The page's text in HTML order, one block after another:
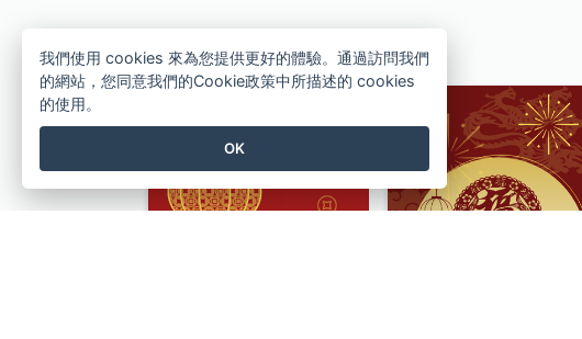
我們使用 cookies 來為您提供更好的體驗。通過訪問我們
的網站，您同意我們的Cookie政策中所描述的 cookies
的使用。
OK